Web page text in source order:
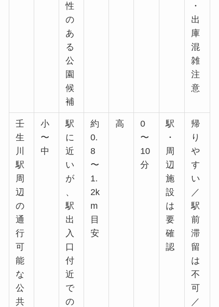
性
の
あ
る
公
園
候
補
・
出
庫
混
雑
注
意
壬
生
川
駅
周
辺
の
通
行
可
能
な
公
共
小
〜
中
駅
に
近
い
が
、
駅
出
入
口
付
近
で
の
約
0.
8
〜
1.
2k
m
目
安
高
0
〜
10
分
駅
・
周
辺
施
設
は
要
確
認
帰
り
や
す
い
／
駅
前
滞
留
は
不
可
／